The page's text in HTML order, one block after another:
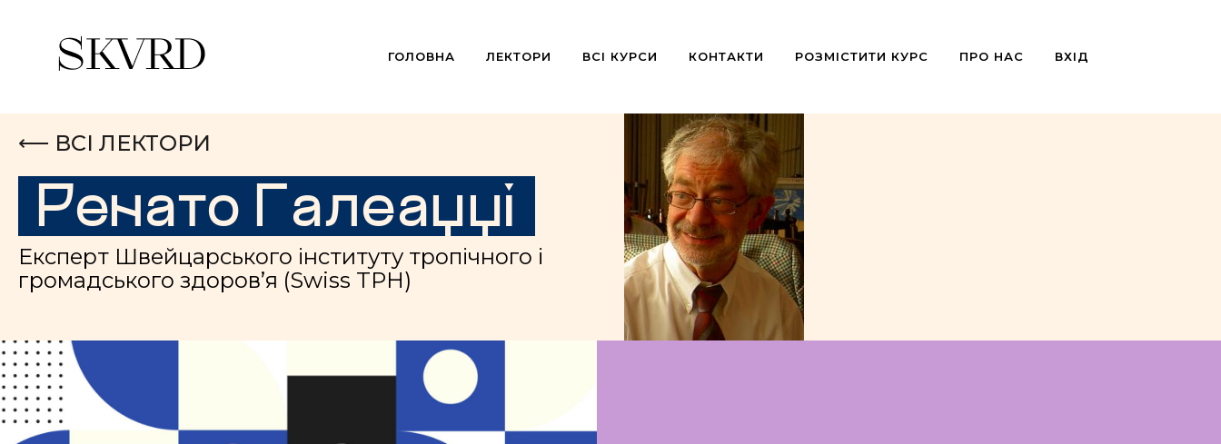
ГОЛОВНА ЛЕКТОРИ ВСІ КУРСИ КОНТАКТИ РОЗМІСТИТИ КУРС ПРО НАС ВХІД
⟵ ВСІ ЛЕКТОРИ
Ренато Галеацці
Експерт Швейцарського інституту тропічного і
громадського здоров’я (Swiss TPH)